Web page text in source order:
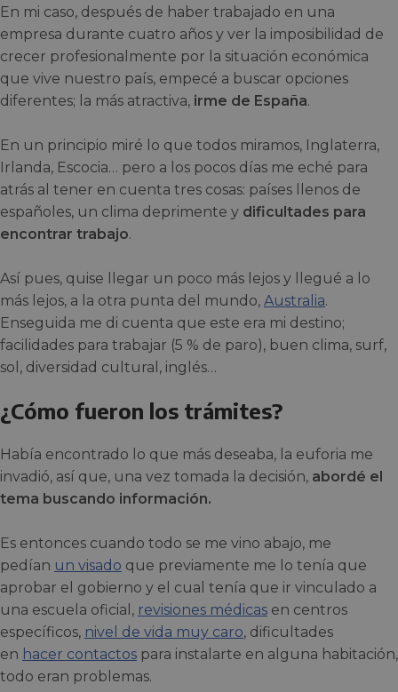
En mi caso, después de haber trabajado en una
empresa durante cuatro años y ver la imposibilidad de
crecer profesionalmente por la situación económica
que vive nuestro país, empecé a buscar opciones
diferentes; la más atractiva, irme de España.
En un principio miré lo que todos miramos, Inglaterra,
Irlanda, Escocia… pero a los pocos días me eché para
atrás al tener en cuenta tres cosas: países llenos de
españoles, un clima deprimente y dificultades para
encontrar trabajo.
Así pues, quise llegar un poco más lejos y llegué a lo
más lejos, a la otra punta del mundo, Australia.
Enseguida me di cuenta que este era mi destino;
facilidades para trabajar (5 % de paro), buen clima, surf,
sol, diversidad cultural, inglés…
¿Cómo fueron los trámites?
Había encontrado lo que más deseaba, la euforia me
invadió, así que, una vez tomada la decisión, abordé el
tema buscando información.
Es entonces cuando todo se me vino abajo, me
pedían un visado que previamente me lo tenía que
aprobar el gobierno y el cual tenía que ir vinculado a
una escuela oficial, revisiones médicas en centros
específicos, nivel de vida muy caro, dificultades
en hacer contactos para instalarte en alguna habitación,
todo eran problemas.